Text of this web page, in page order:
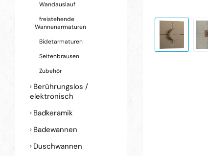
Wandauslauf
freistehende
Wannenarmaturen
Bidetarmaturen
Seitenbrausen
Zubehör
Berührungslos /
elektronisch
Badkeramik
Badewannen
Duschwannen